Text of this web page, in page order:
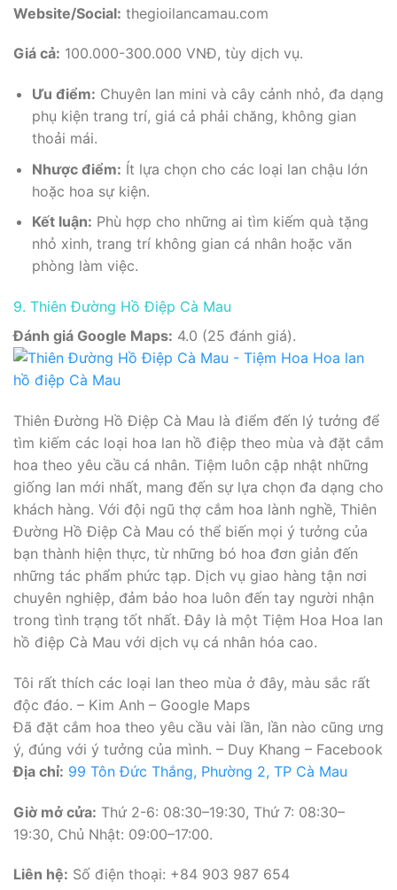
Website/Social: thegioilancamau.com
Giá cả: 100.000-300.000 VNĐ, tùy dịch vụ.
Ưu điểm: Chuyên lan mini và cây cảnh nhỏ, đa dạng
phụ kiện trang trí, giá cả phải chăng, không gian
thoải mái.
Nhược điểm: Ít lựa chọn cho các loại lan chậu lớn
hoặc hoa sự kiện.
Kết luận: Phù hợp cho những ai tìm kiếm quà tặng
nhỏ xinh, trang trí không gian cá nhân hoặc văn
phòng làm việc.
9. Thiên Đường Hồ Điệp Cà Mau
Đánh giá Google Maps: 4.0 (25 đánh giá).
Thiên Đường Hồ Điệp Cà Mau là điểm đến lý tưởng để
tìm kiếm các loại hoa lan hồ điệp theo mùa và đặt cắm
hoa theo yêu cầu cá nhân. Tiệm luôn cập nhật những
giống lan mới nhất, mang đến sự lựa chọn đa dạng cho
khách hàng. Với đội ngũ thợ cắm hoa lành nghề, Thiên
Đường Hồ Điệp Cà Mau có thể biến mọi ý tưởng của
bạn thành hiện thực, từ những bó hoa đơn giản đến
những tác phẩm phức tạp. Dịch vụ giao hàng tận nơi
chuyên nghiệp, đảm bảo hoa luôn đến tay người nhận
trong tình trạng tốt nhất. Đây là một Tiệm Hoa Hoa lan
hồ điệp Cà Mau với dịch vụ cá nhân hóa cao.
Tôi rất thích các loại lan theo mùa ở đây, màu sắc rất
độc đáo. – Kim Anh – Google Maps
Đã đặt cắm hoa theo yêu cầu vài lần, lần nào cũng ưng
ý, đúng với ý tưởng của mình. – Duy Khang – Facebook
Địa chỉ: 99 Tôn Đức Thắng, Phường 2, TP Cà Mau
Giờ mở cửa: Thứ 2-6: 08:30–19:30, Thứ 7: 08:30–
19:30, Chủ Nhật: 09:00–17:00.
Liên hệ: Số điện thoại: +84 903 987 654